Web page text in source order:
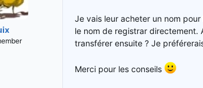
Je vais leur acheter un nom
le nom de registrar
transférer ensuite ? Je
Merci pour les conseils